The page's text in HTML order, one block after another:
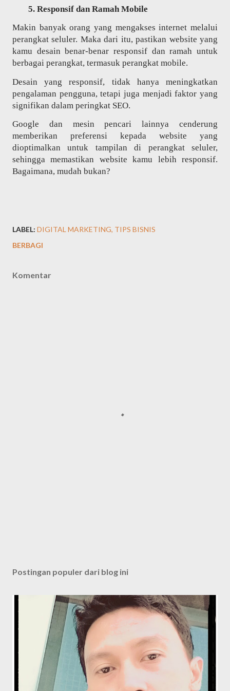
Responsif dan Ramah Mobile
Makin banyak orang yang mengakses internet melalui
perangkat seluler. Maka dari itu, pastikan website yang
kamu desain benar-benar responsif dan ramah untuk
berbagai perangkat, termasuk perangkat mobile.
Desain yang responsif, tidak hanya meningkatkan
pengalaman pengguna, tetapi juga menjadi faktor yang
signifikan dalam peringkat SEO.
Google dan mesin pencari lainnya cenderung
memberikan preferensi kepada website yang
dioptimalkan untuk tampilan di perangkat seluler,
sehingga memastikan website kamu lebih responsif.
Bagaimana, mudah bukan?
LABEL: DIGITAL MARKETING TIPS BISNIS
BERBAGI
Komentar
Postingan populer dari blog ini